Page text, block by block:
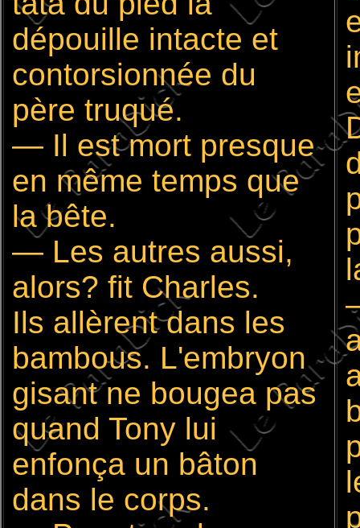
dépouille intacte et
contorsionnée du
père truqué.
— Il est mort presque
en même temps que
la bête.
— Les autres aussi,
alors? fit Charles.
Ils allèrent dans les
bambous. L'embryon
gisant ne bougea pas
quand Tony lui
enfonça un bâton
dans le corps.